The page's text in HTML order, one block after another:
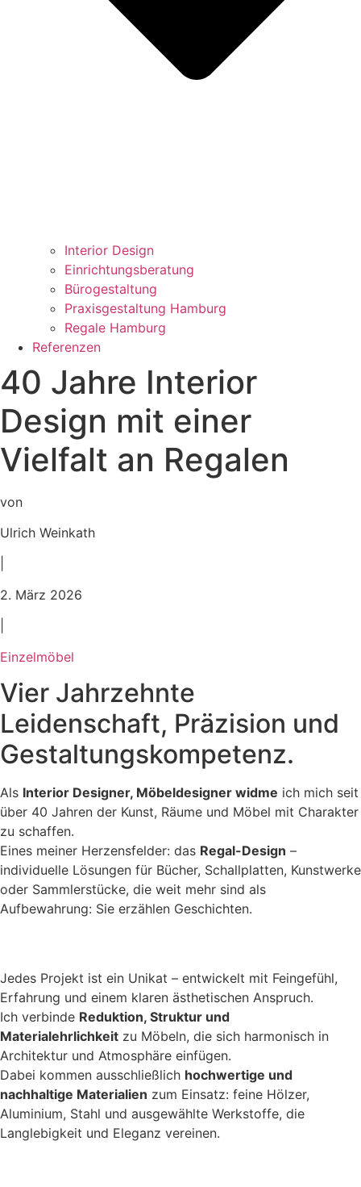
Interior Design
Einrichtungsberatung
Bürogestaltung
Praxisgestaltung Hamburg
Regale Hamburg
Referenzen
40 Jahre Interior
Design mit einer
Vielfalt an Regalen
von
Ulrich Weinkath
2. März 2026
Einzelmöbel
Vier Jahrzehnte
Leidenschaft, Präzision und
Gestaltungskompetenz.
Als Interior Designer, Möbeldesigner widme ich mich seit
über 40 Jahren der Kunst, Räume und Möbel mit Charakter
zu schaffen.
Eines meiner Herzensfelder: das Regal-Design –
individuelle Lösungen für Bücher, Schallplatten, Kunstwerke
oder Sammlerstücke, die weit mehr sind als
Aufbewahrung: Sie erzählen Geschichten.
Jedes Projekt ist ein Unikat – entwickelt mit Feingefühl,
Erfahrung und einem klaren ästhetischen Anspruch.
Ich verbinde Reduktion, Struktur und
Materialehrlichkeit zu Möbeln, die sich harmonisch in
Architektur und Atmosphäre einfügen.
Dabei kommen ausschließlich hochwertige und
nachhaltige Materialien zum Einsatz: feine Hölzer,
Aluminium, Stahl und ausgewählte Werkstoffe, die
Langlebigkeit und Eleganz vereinen.